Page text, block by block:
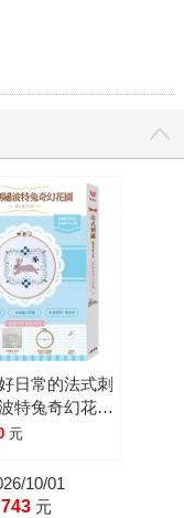
日常的法式刺
特兔奇幻花園
】
元
10/01
743 元